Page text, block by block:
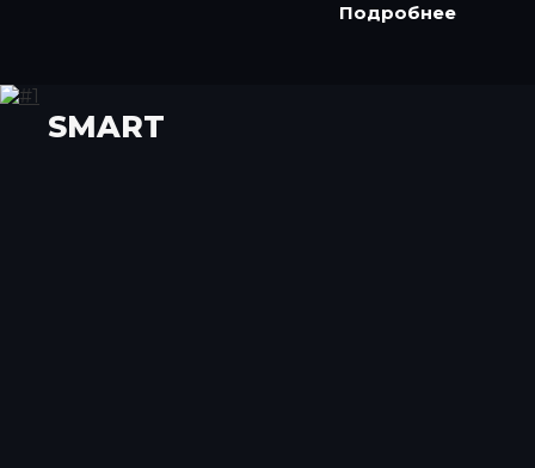
Подробнее
SMART